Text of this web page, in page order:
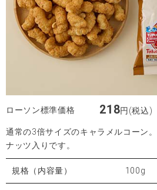
ローソン標準価格 218円(税込)
通常の3倍サイズのキャラメルコーン
ナッツ入りです。
規格（内容量） 100g